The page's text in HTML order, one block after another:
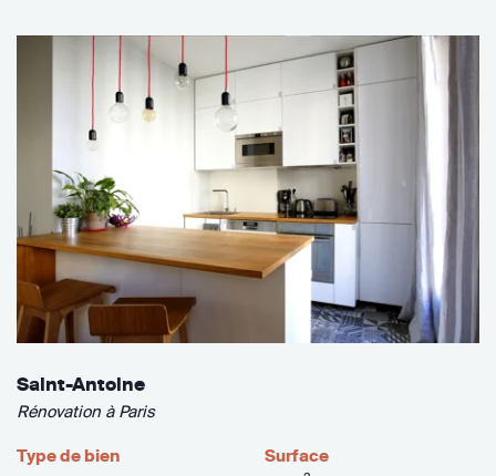
Saint-Antoine
Rénovation à Paris
Type de bien
Surface